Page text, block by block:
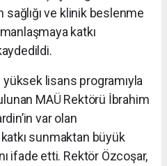
sağlığı ve klinik beslenme
katkı
lisans programıyla
MAÜ Rektörü İbrahim
var olan
sunmaktan büyük
ifade etti. Rektör Özcoşar,